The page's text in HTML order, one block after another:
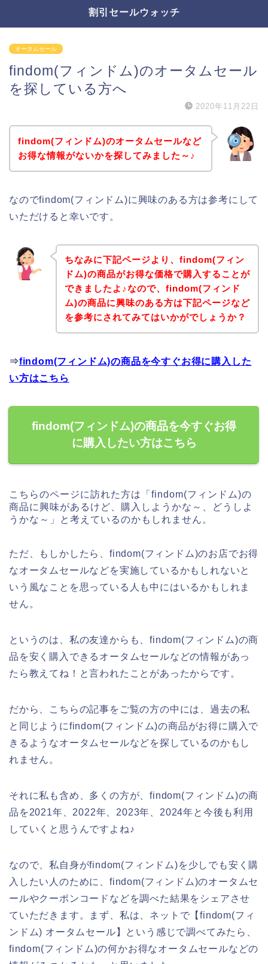
割引セールウォッチ
オータムセール
findom(フィンドム)のオータムセール
を探している方へ
2020年11月22日
findom(フィンドム)のオータムセールなど
お得な情報がないかを探してみました～♪
なのでfindom(フィンドム)に興味のある方は参考にして
いただけると幸いです。
ちなみに下記ページより、findom(フィン
ドム)の商品がお得な価格で購入することが
できましたよ♪なので、findom(フィンド
ム)の商品に興味のある方は下記ページなど
を参考にされてみてはいかがでしょうか？
⇒findom(フィンドム)の商品を今すぐお得に購入した
い方はこちら
findom(フィンドム)の商品を今すぐお得
に購入したい方はこちら
こちらのページに訪れた方は「findom(フィンドム)の
商品に興味があるけど、購入しようかな～、どうしよ
うかな～」と考えているのかもしれません。
ただ、もしかしたら、findom(フィンドム)のお店でお得
なオータムセールなどを実施しているかもしれないと
いう風なことを思っている人も中にはいるかもしれま
せん。
というのは、私の友達からも、findom(フィンドム)の商
品を安く購入できるオータムセールなどの情報があっ
たら教えてね！と言われたことがあったからです。
だから、こちらの記事をご覧の方の中には、過去の私
と同じようにfindom(フィンドム)の商品がお得に購入で
きるようなオータムセールなどを探しているのかもし
れません。
それに私も含め、多くの方が、findom(フィンドム)の商
品を2021年、2022年、2023年、2024年と今後も利用
していくと思うんですよね♪
なので、私自身がfindom(フィンドム)を少しでも安く購
入したい人のために、findom(フィンドム)のオータムセ
ールやクーポンコードなどを調べた結果をシェアさせ
ていただきます。まず、私は、ネットで【findom(フィ
ンドム) オータムセール】という感じで調べてみたら、
findom(フィンドム)の何かお得なオータムセールなどの